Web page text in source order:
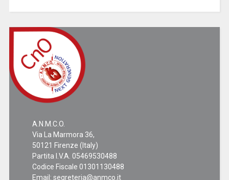
A.N.M.C.O.
Via La Marmora 36,
50121 Firenze (Italy)
Partita I.V.A. 05469530488
Codice Fiscale 01301130488
Email: segreteria@anmco.it